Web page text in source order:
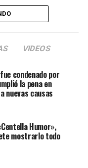
en cada paso
el último
total de
de casi $200
médicos
los 3.500
y no los
tres meses del
VIDEOS
condenado por
la pena en
nuevas causas
Humor»,
mostrarlo todo